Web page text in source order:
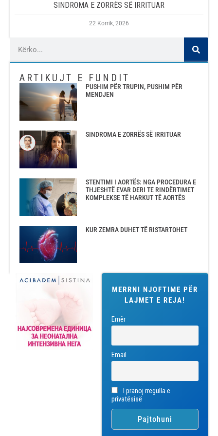
SINDROMA E ZORRËS SË IRRITUAR
22 Korrik, 2026
ARTIKUJT E FUNDIT
PUSHIM PËR TRUPIN, PUSHIM PËR
MENDJEN
SINDROMA E ZORRËS SË IRRITUAR
STENTIMI I AORTËS: NGA PROCEDURA E
THJESHTË EVAR DERI TE RINDËRTIMET
KOMPLEKSE TË HARKUT TË AORTËS
KUR ZEMRA DUHET TË RISTARTOHET
MERRNI NJOFTIME PËR
LAJMET E REJA!
Emër
Email
I pranoj rregulla e
privatësisë